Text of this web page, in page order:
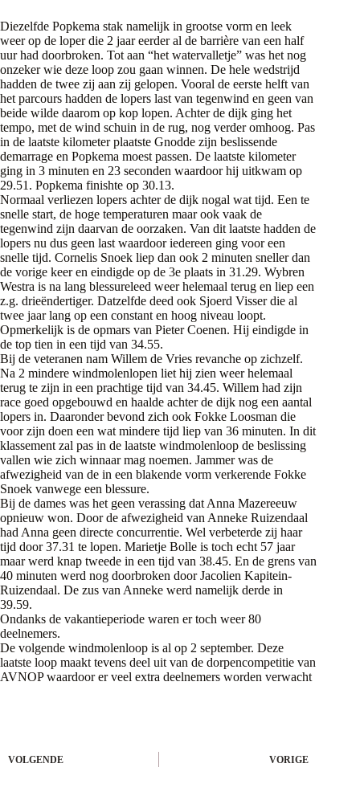
Diezelfde Popkema stak namelijk in grootse vorm en leek
weer op de loper die 2 jaar eerder al de barrière van een half
uur had doorbroken. Tot aan “het watervalletje” was het nog
onzeker wie deze loop zou gaan winnen. De hele wedstrijd
hadden de twee zij aan zij gelopen. Vooral de eerste helft van
het parcours hadden de lopers last van tegenwind en geen van
beide wilde daarom op kop lopen. Achter de dijk ging het
tempo, met de wind schuin in de rug, nog verder omhoog. Pas
in de laatste kilometer plaatste Gnodde zijn beslissende
demarrage en Popkema moest passen. De laatste kilometer
ging in 3 minuten en 23 seconden waardoor hij uitkwam op
29.51. Popkema finishte op 30.13.
Normaal verliezen lopers achter de dijk nogal wat tijd. Een te
snelle start, de hoge temperaturen maar ook vaak de
tegenwind zijn daarvan de oorzaken. Van dit laatste hadden de
lopers nu dus geen last waardoor iedereen ging voor een
snelle tijd. Cornelis Snoek liep dan ook 2 minuten sneller dan
de vorige keer en eindigde op de 3e plaats in 31.29. Wybren
Westra is na lang blessureleed weer helemaal terug en liep een
z.g. drieëndertiger. Datzelfde deed ook Sjoerd Visser die al
twee jaar lang op een constant en hoog niveau loopt.
Opmerkelijk is de opmars van Pieter Coenen. Hij eindigde in
de top tien in een tijd van 34.55.
Bij de veteranen nam Willem de Vries revanche op zichzelf.
Na 2 mindere windmolenlopen liet hij zien weer helemaal
terug te zijn in een prachtige tijd van 34.45. Willem had zijn
race goed opgebouwd en haalde achter de dijk nog een aantal
lopers in. Daaronder bevond zich ook Fokke Loosman die
voor zijn doen een wat mindere tijd liep van 36 minuten. In dit
klassement zal pas in de laatste windmolenloop de beslissing
vallen wie zich winnaar mag noemen. Jammer was de
afwezigheid van de in een blakende vorm verkerende Fokke
Snoek vanwege een blessure.
Bij de dames was het geen verassing dat Anna Mazereeuw
opnieuw won. Door de afwezigheid van Anneke Ruizendaal
had Anna geen directe concurrentie. Wel verbeterde zij haar
tijd door 37.31 te lopen. Marietje Bolle is toch echt 57 jaar
maar werd knap tweede in een tijd van 38.45. En de grens van
40 minuten werd nog doorbroken door Jacolien Kapitein-
Ruizendaal. De zus van Anneke werd namelijk derde in
39.59.
Ondanks de vakantieperiode waren er toch weer 80
deelnemers.
De volgende windmolenloop is al op 2 september. Deze
laatste loop maakt tevens deel uit van de dorpencompetitie van
AVNOP waardoor er veel extra deelnemers worden verwacht
VORIGE
VOLGENDE